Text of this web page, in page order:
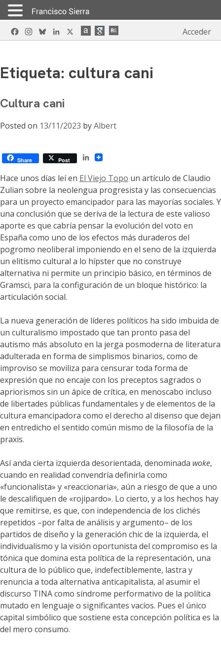
Skip
to
FacebookInstagram
BlueskyLinkedIn Acceder
Etiqueta: cultura cani
Cultura cani
Posted on 13/11/2023 byAlbert
Share Post
LinkedIn
Hace unos días leí en El Viejo Topo un artículo de Claudio
Zulian sobre la neolengua progresista y las consecuencias
para un proyecto emancipador para las mayorías sociales. Y
una conclusión que se deriva de la lectura de este valioso
aporte es que cabría pensar la evolución del voto en
España como uno de los efectos más duraderos del
pogromo neoliberal imponiendo en el seno de la izquierda
un elitismo cultural a lo hípster que no construye
alternativa ni permite un principio básico, en términos de
Gramsci, para la configuración de un bloque histórico: la
articulación social.
La nueva generación de líderes políticos ha sido imbuida de
un culturalismo impostado que tan pronto pasa del
autismo más absoluto en la jerga posmoderna de literatura
adulterada en forma de simplismos binarios, como de
improviso se moviliza para censurar toda forma de
expresión que no encaje con los preceptos sagrados o
apriorismos sin un ápice de crítica, en menoscabo incluso
de libertades públicas fundamentales y de elementos de la
cultura emancipadora como el derecho al disenso que dejan
en entredicho el sentido común mismo de la filosofía de la
praxis.
Así anda cierta izquierda desorientada, denominada woke,
cuando en realidad convendría definirla como
«funcionalista» y «reaccionaria», aún a riesgo de que a uno
le descalifiquen de «rojipardo». Lo cierto, y a los hechos hay
que remitirse, es que, con independencia de los clichés
repetidos –por falta de análisis y argumento– de los
partidos de diseño y la generación chic de la izquierda, el
individualismo y la visión oportunista del compromiso es la
tónica que domina esta política de la representación, una
cultura de lo público que, indefectiblemente, lastra y
renuncia a toda alternativa anticapitalista, al asumir el
discurso TINA como síndrome performativo de la política
mutado en lenguaje o significantes vacíos. Pues el único
capital simbólico que sostiene esta concepción política es la
del mero consumo.